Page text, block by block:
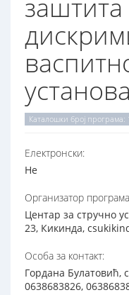
Каталошки број програма:
Електронски:
Не
Организатор
Центар за стручно
23, Кикинда,
Особа за контакт:
Гордана Булатовић,
0638683826,